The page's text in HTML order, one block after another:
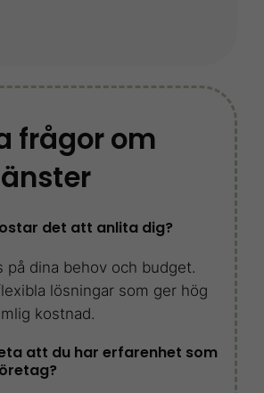
frågor om
det att anlita dig?
på dina behov och budget.
lösningar som ger hög
kostnad.
att du har erfarenhet som